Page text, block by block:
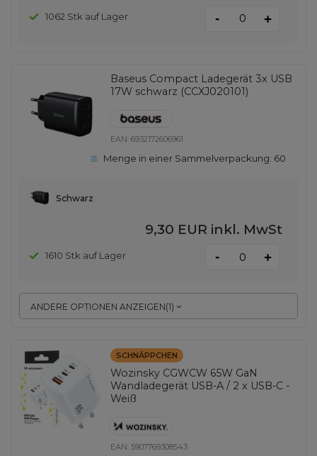
1062 Stk auf Lager - +
Baseus Compact Ladegerät 3x USB
17W schwarz (CCXJ020101)
EAN:6932172606961
Menge in einer Sammelverpackung: 60
ANDERE OPTIONEN ANZEIGEN(1)
Schwarz
9,30 EUR inkl. MwSt
1610 Stk auf Lager - +
SCHNÄPPCHEN
Wozinsky CGWCW 65W GaN
Wandladegerät USB-A / 2 x USB-C -
Weiß
EAN: 5907769308543